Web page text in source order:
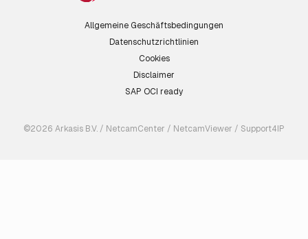
Allgemeine Geschäftsbedingungen
Datenschutzrichtlinien
Cookies
Disclaimer
SAP OCI ready
©2026 Arkasis B.V. / NetcamCenter / NetcamViewer / Support4IP